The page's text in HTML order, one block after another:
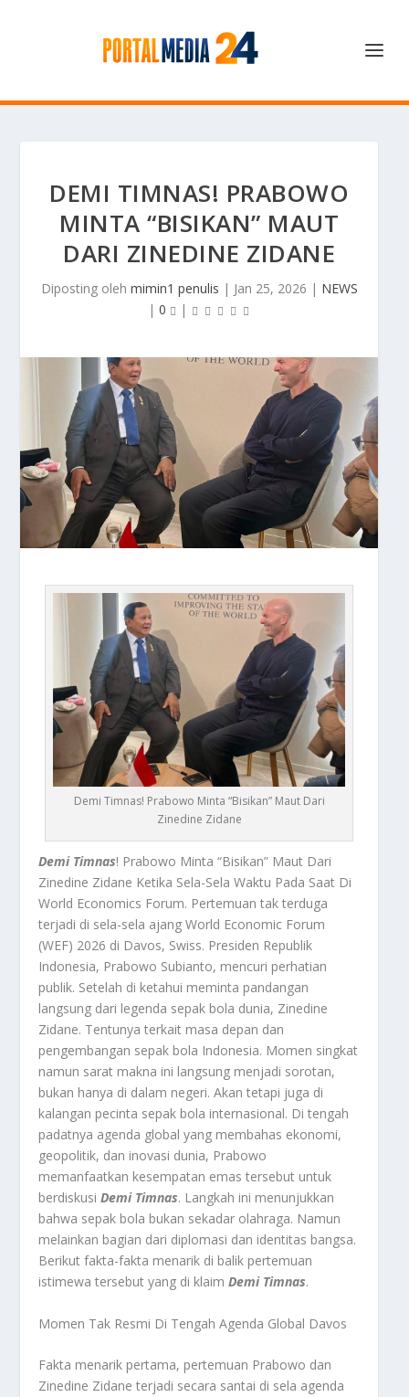
DEMI TIMNAS! PRABOWO
MINTA “BISIKAN” MAUT
DARI ZINEDINE ZIDANE
Diposting oleh mimin1 penulis | Jan 25, 2026 | NEWS
| 0 |
Demi Timnas! Prabowo Minta “Bisikan” Maut Dari
Zinedine Zidane
Demi Timnas! Prabowo Minta “Bisikan” Maut Dari
Zinedine Zidane Ketika Sela-Sela Waktu Pada Saat Di
World Economics Forum. Pertemuan tak terduga
terjadi di sela-sela ajang World Economic Forum
(WEF) 2026 di Davos, Swiss. Presiden Republik
Indonesia, Prabowo Subianto, mencuri perhatian
publik. Setelah di ketahui meminta pandangan
langsung dari legenda sepak bola dunia, Zinedine
Zidane. Tentunya terkait masa depan dan
pengembangan sepak bola Indonesia. Momen singkat
namun sarat makna ini langsung menjadi sorotan,
bukan hanya di dalam negeri. Akan tetapi juga di
kalangan pecinta sepak bola internasional. Di tengah
padatnya agenda global yang membahas ekonomi,
geopolitik, dan inovasi dunia, Prabowo
memanfaatkan kesempatan emas tersebut untuk
berdiskusiDemi Timnas. Langkah ini menunjukkan
bahwa sepak bola bukan sekadar olahraga. Namun
melainkan bagian dari diplomasi dan identitas bangsa.
Berikut fakta-fakta menarik di balik pertemuan
istimewa tersebut yang di klaimDemi Timnas.
Momen Tak Resmi Di Tengah Agenda Global Davos
Fakta menarik pertama, pertemuan Prabowo dan
Zinedine Zidane terjadi secara santai di sela agenda